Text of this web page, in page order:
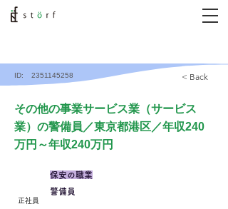
ID: 2351145258 < Back
その他の事業サービス業（サービス
業）の警備員／東京都港区／年収240
万円～年収240万円
正社員
保安の職業
警備員